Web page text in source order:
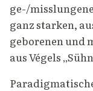
ge-/
ganz starken,
geborenen und
aus Végels